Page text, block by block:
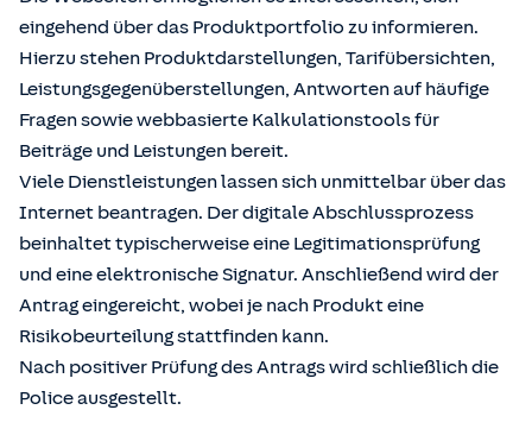
eingehend über das Produktportfolio zu informieren.
Hierzu stehen Produktdarstellungen, Tarifübersichten,
Leistungsgegenüberstellungen, Antworten auf häufige
Fragen sowie webbasierte Kalkulationstools für
Beiträge und Leistungen bereit.
Viele Dienstleistungen lassen sich unmittelbar über das
Internet beantragen. Der digitale Abschlussprozess
beinhaltet typischerweise eine Legitimationsprüfung
und eine elektronische Signatur. Anschließend wird der
Antrag eingereicht, wobei je nach Produkt eine
Risikobeurteilung stattfinden kann.
Nach positiver Prüfung des Antrags wird schließlich die
Police ausgestellt.